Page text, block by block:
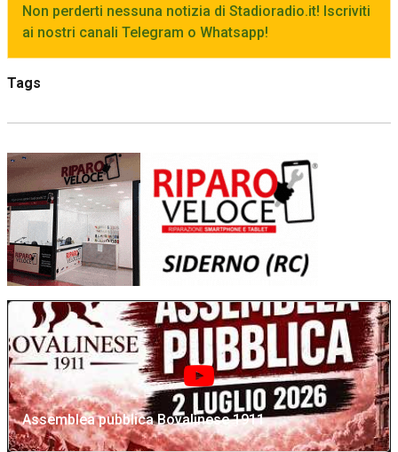
Non perderti nessuna notizia di Stadioradio.it! Iscriviti
ai nostri canali Telegram o Whatsapp!
Tags
Assemblea pubblica Bovalinese 1911